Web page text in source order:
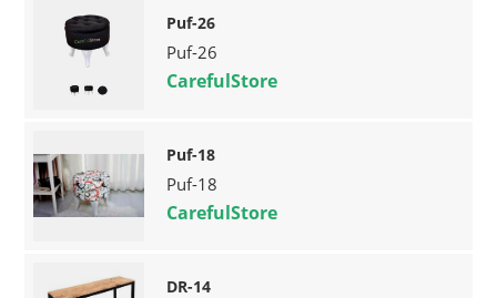
Puf-26
Puf-26
CarefulStore
Puf-18
Puf-18
CarefulStore
DR-14